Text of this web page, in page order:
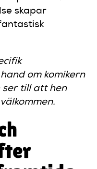
skapar
om komikern
ser till att hen